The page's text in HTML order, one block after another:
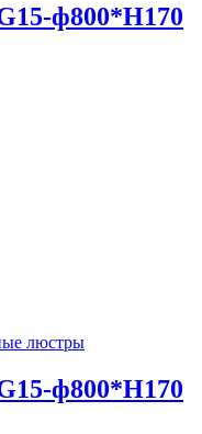
ф800*H170
люстры
ф800*H170